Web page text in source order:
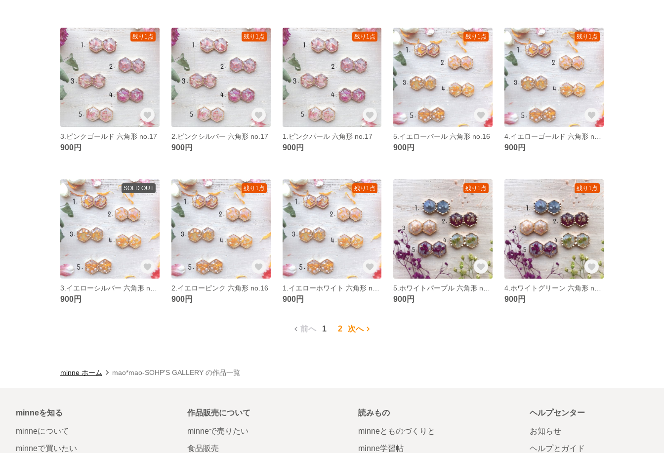
残り1点
3.ピンクゴールド 六角形 no.17
900円
残り1点
2.ピンクシルバー 六角形 no.17
900円
残り1点
1.ピンクパール 六角形 no.17
900円
残り1点
5.イエローパール 六角形 no.16
900円
残り1点
900円
SOLD OUT
900円
残り1点
2.イエローピンク 六角形 no.16
900円
残り1点
900円
残り1点
900円
残り1点
900円
前へ 1 2 次へ
minne ホーム mao*mao-SOHP'S GALLERY の作品一覧
minneを知る
minneについて
minneで買いたい
作品販売について
minneで売りたい
食品販売
読みもの
minneとものづくりと
minne学習帖
ヘルプセンター
お知らせ
ヘルプとガイド